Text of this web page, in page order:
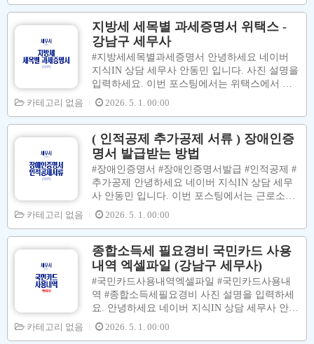
한 서류 입니다. 안내유형 ex) 간편장부대상자
기준경비율, 복식부기의무자 기준경비율 간편장
부대상자 단순경비율 신고..
비처리) 대상인 세금신고용 신용카드사용내역
중 사업 관련성 있는 내역들을 신고서에 바녕하
면 종합소득세 (부가가치세) 절세신고를 할 수
있습니다. [ 수입금액 ( Fix ) 상태 ] 필요경비 ↑
→ 소득금액 ↓ → 종합소득세(부가가치세)↓ →
지방소득세↓ → 건강보험료 및 국민연금보험료
↓ 이번 포스팅에서는 #우리카드사용내역 을 #엑
셀파일로 다운로드 하는 방법에 대하여 설명을
합니다. 아래 그림대로 따라하시면 쉽게 다운로
드할 수 있습니다. 고객님들께서 직접 #우리카
드 홈페이지에 접속을 해서 ..
지방세 세목별 과세증명서 위택스 -
강남구 세무사
#지방세세목별과세증명서 안녕하세요 네이버
지식IN 상담 세무사 안동민 입니다. 사진 설명을
입력하세요. 이번 포스팅에서는 위택스에서 지
방세세목별과세증명서 를 조회 및 저장 하는 법
시면 쉽게 준비할 수 있습니다. 00. 위택스 사이
트 접속 출처 입력 [ 위택스 사이트 ] ↓↓↓↓↓ http
s://www.wetax.go.kr/main.do지방세, 위택스에서
더욱 더 쉽고 편리한 서비스를 만나 보세요 htt
p://www.wetax.go.kr01. 로그인 버튼 클릭 출처
입력 사진 설명을 입력하세요. 02. 회원 로그인
메뉴 클릭 출처 입력 사진 설명을 입력하세요. 0
3. 공동인증서 버튼 클릭 - 인증서 선택 - 비밀번
호 입력 - 확인 버튼 클릭 출처 입력 사진 설..
카테고리 없음 2026. 5. 1. 00:00
( 인적공제 추가공제 서류 ) 장애인증
명서 발급받는 방법
#장애인증명서 #장애인증명서발급 #인적공제 #
추가공제 안녕하세요 네이버 지식IN 상담 세무
사 안동민 입니다. 이번 포스팅에서는 근로소득
자, 사업소득자, 프리랜서 분들의 종합소득세 신
류인 장애인증명서 발급받는 방법에 대하여 설
명을 합니다. 장애인 증명서 또는 복지카드 가
있으면 기본공제액 150만원 플러스 추가공제액
200만원 을 더 공제 받을 수 있습니다. 부양가족
공제대상 적용 요건은 아래 그림을 참고하시면
됩니다. 장애인공제를 받으려면 기본공제대상자
적용요건이 충족되어야 받을 수 있습니다. 위 그
림을 참고하시면 됩니다. 이하에서는 장애인증
카테고리 없음 2026. 5. 1. 00:00
종합소득세 필요경비 국민카드 사용
내역 엑셀파일 (강남구 세무사)
#국민카드사용내역엑셀파일 #국민카드사용내
역 #종합소득세필요경비 사진 설명을 입력하세
요. 안녕하세요 네이버 지식IN 상담 세무사 안동
민 입니다. 종합소득세 신고 시 (부가가치세 신
카테고리 없음 2026. 5. 1. 00:00